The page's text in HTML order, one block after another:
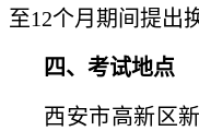
至12个月期间提出
四、考试地点
西安市高新区